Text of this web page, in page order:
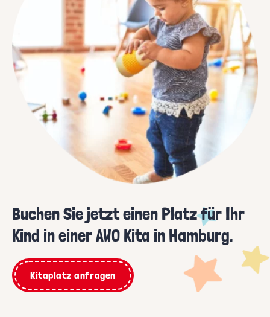
Buchen Sie jetzt einen Platz für Ihr
Kind in einer AWO Kita in Hamburg.
Kitaplatz anfragen